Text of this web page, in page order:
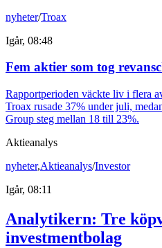
nyheter/Troax
Igår, 08:48
Fem aktier som tog
Rapportperioden väckte liv i flera
Troax rusade 37% under juli,
Group steg mellan 18 till 23%.
Aktieanalys
nyheter,Aktieanalys/Investor
Igår, 08:11
Analytikern: Tre
investmentbolag